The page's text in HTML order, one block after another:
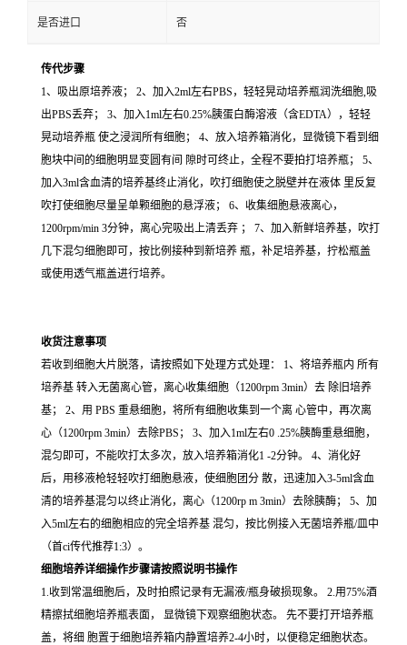
是否进口 否
传代步骤
1、吸出原培养液； 2、加入2ml左右PBS，轻轻晃动培养瓶润洗细胞,吸
出PBS丢弃； 3、加入1ml左右0.25%胰蛋白酶溶液（含EDTA），轻轻
晃动培养瓶 使之浸润所有细胞； 4、放入培养箱消化，显微镜下看到细
胞块中间的细胞明显变圆有间 隙时可终止，全程不要拍打培养瓶； 5、
加入3ml含血清的培养基终止消化，吹打细胞使之脱壁并在液体 里反复
吹打使细胞尽量呈单颗细胞的悬浮液； 6、收集细胞悬液离心，
1200rpm/min 3分钟，离心完吸出上清丢弃 ； 7、加入新鲜培养基，吹打
几下混匀细胞即可，按比例接种到新培养 瓶，补足培养基，拧松瓶盖
或使用透气瓶盖进行培养。
收货注意事项
若收到细胞大片脱落，请按照如下处理方式处理： 1、将培养瓶内 所有
培养基 转入无菌离心管，离心收集细胞（1200rpm 3min）去 除旧培养
基； 2、用 PBS 重悬细胞，将所有细胞收集到一个离 心管中，再次离
心（1200rpm 3min）去除PBS； 3、加入1ml左右0 .25%胰酶重悬细胞，
混匀即可，不能吹打太多次，放入培养箱消化1 -2分钟。 4、消化好
后，用移液枪轻轻吹打细胞悬液，使细胞团分 散，迅速加入3-5ml含血
清的培养基混匀以终止消化，离心（1200rp m 3min）去除胰酶； 5、加
入5ml左右的细胞相应的完全培养基 混匀，按比例接入无菌培养瓶/皿中
（首ci传代推荐1:3）。
细胞培养详细操作步骤请按照说明书操作
1.收到常温细胞后，及时拍照记录有无漏液/瓶身破损现象。 2.用75%酒
精擦拭细胞培养瓶表面， 显微镜下观察细胞状态。 先不要打开培养瓶
盖，将细 胞置于细胞培养箱内静置培养2-4小时，以便稳定细胞状态。